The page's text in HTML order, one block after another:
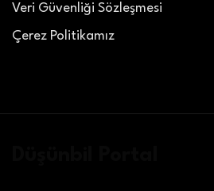
Veri Güvenliği Sözleşmesi
Çerez Politikamız